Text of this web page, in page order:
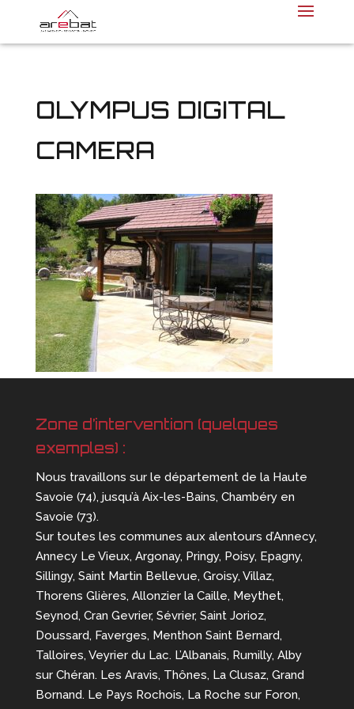
OLYMPUS DIGITAL
CAMERA
Zone d’intervention (quelques
exemples) :
Nous travaillons sur le département de la Haute
Savoie (74), jusqu’à Aix-les-Bains, Chambéry en
Savoie (73).
Sur toutes les communes aux alentours d’Annecy,
Annecy Le Vieux, Argonay, Pringy, Poisy, Epagny,
Sillingy, Saint Martin Bellevue, Groisy, Villaz,
Thorens Glières, Allonzier la Caille, Meythet,
Seynod, Cran Gevrier, Sévrier, Saint Jorioz,
Doussard, Faverges, Menthon Saint Bernard,
Talloires, Veyrier du Lac. L’Albanais, Rumilly, Alby
sur Chéran. Les Aravis, Thônes, La Clusaz, Grand
Bornand. Le Pays Rochois, La Roche sur Foron,